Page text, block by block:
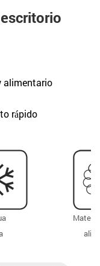
alimentario
rápido